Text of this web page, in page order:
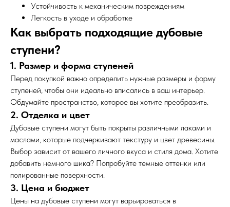
Устойчивость к механическим повреждениям
Легкость в уходе и обработке
Как выбрать подходящие дубовые
ступени?
1. Размер и форма ступеней
Перед покупкой важно определить нужные размеры и форму
ступеней, чтобы они идеально вписались в ваш интерьер.
Обдумайте пространство, которое вы хотите преобразить.
2. Отделка и цвет
Дубовые ступени могут быть покрыты различными лаками и
маслами, которые подчеркивают текстуру и цвет древесины.
Выбор зависит от вашего личного вкуса и стиля дома. Хотите
добавить немного шика? Попробуйте темные оттенки или
полированные поверхности.
3. Цена и бюджет
Цены на дубовые ступени могут варьироваться в